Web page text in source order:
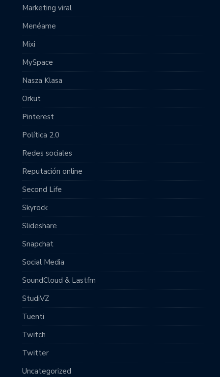
Marketing viral
Menéame
Mixi
MySpace
Nasza Klasa
Orkut
Pinterest
Política 2.0
Redes sociales
Reputación online
Second Life
Skyrock
Slideshare
Snapchat
Social Media
SoundCloud & Lastfm
StudiVZ
Tuenti
Twitch
Twitter
Uncategorized